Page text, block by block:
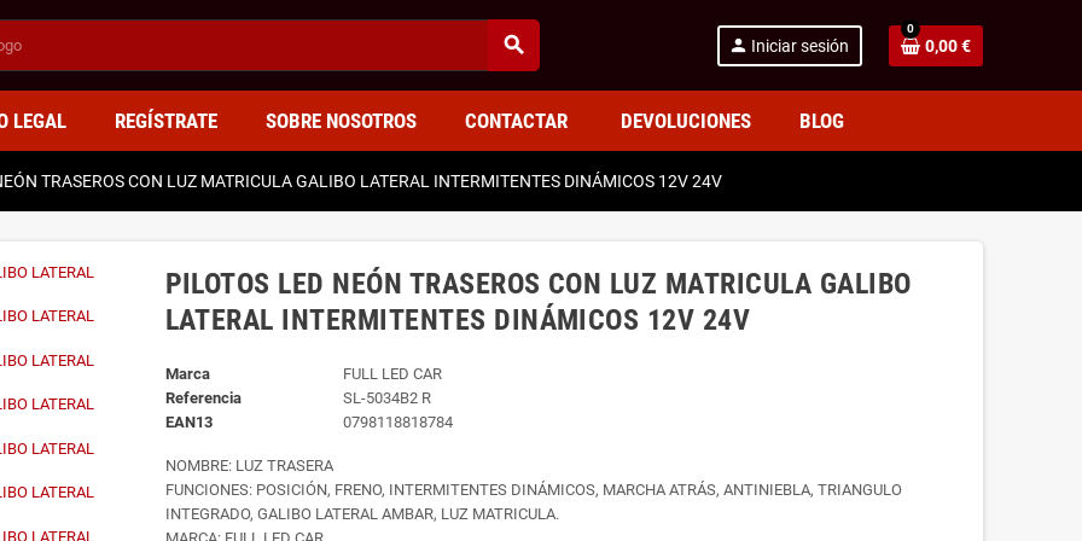
search person Iniciar sesión
0
0,00 €
LEGAL REGÍSTRATE SOBRE NOSOTROS CONTACTAR DEVOLUCIONES BLOG
TRASEROS CON LUZ MATRICULA GALIBO LATERAL INTERMITENTES DINÁMICOS 12V 24V
PILOTOS LED NEÓN TRASEROS CON LUZ MATRICULA GALIBO
LATERAL INTERMITENTES DINÁMICOS 12V 24V
Marca
FULL LED CAR
Referencia
SL-5034B2 R
EAN13
0798118818784
NOMBRE: LUZ TRASERA
FUNCIONES: POSICIÓN, FRENO, INTERMITENTES DINÁMICOS, MARCHA ATRÁS, ANTINIEBLA, TRIANGULO
INTEGRADO, GALIBO LATERAL AMBAR, LUZ MATRICULA.